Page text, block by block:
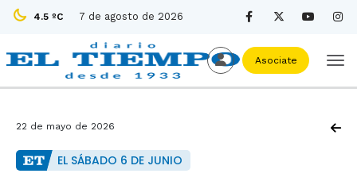
4.5 ºC 7 de agosto de 2026
Asociate
22 de mayo de 2026
EL SÁBADO 6 DE JUNIO